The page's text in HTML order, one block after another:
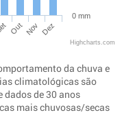
Out Nov Dez
0 mm
Highcharts.com
da chuva e
climatológicas são
dados de 30 anos
mais chuvosas/secas